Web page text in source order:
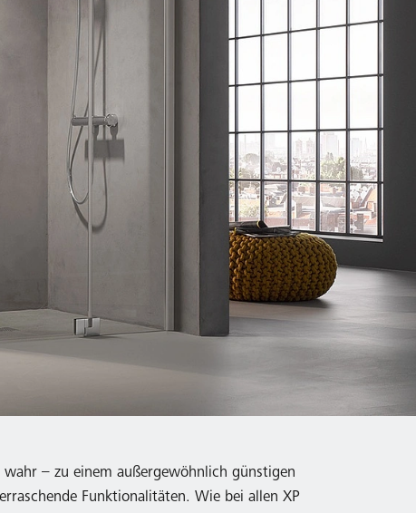
– zu einem außergewöhnlich günstigen
Funktionalitäten. Wie bei allen XP